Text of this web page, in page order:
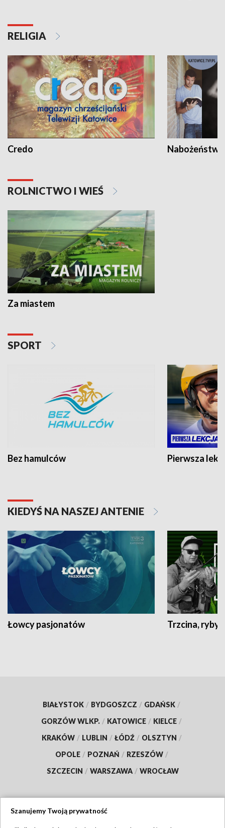
RELIGIA
Credo
ROLNICTWO I WIEŚ
Za miastem
SPORT
Bez hamulców Pierwsza
KIEDYŚ NA NASZEJ ANTENIE
Łowcy pasjonatów Trzcina, ryby
BIAŁYSTOK / BYDGOSZCZ / GDAŃSK /
GORZÓW WLKP. / KATOWICE / KIELCE /
KRAKÓW / LUBLIN / ŁÓDŹ / OLSZTYN /
OPOLE / POZNAŃ / RZESZÓW /
SZCZECIN / WARSZAWA / WROCŁAW
Szanujemy Twoją prywatność